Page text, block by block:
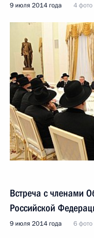
9 июля 2014 года 4 фото
Встреча с членами
Российской
9 июля 2014 года 6 фото